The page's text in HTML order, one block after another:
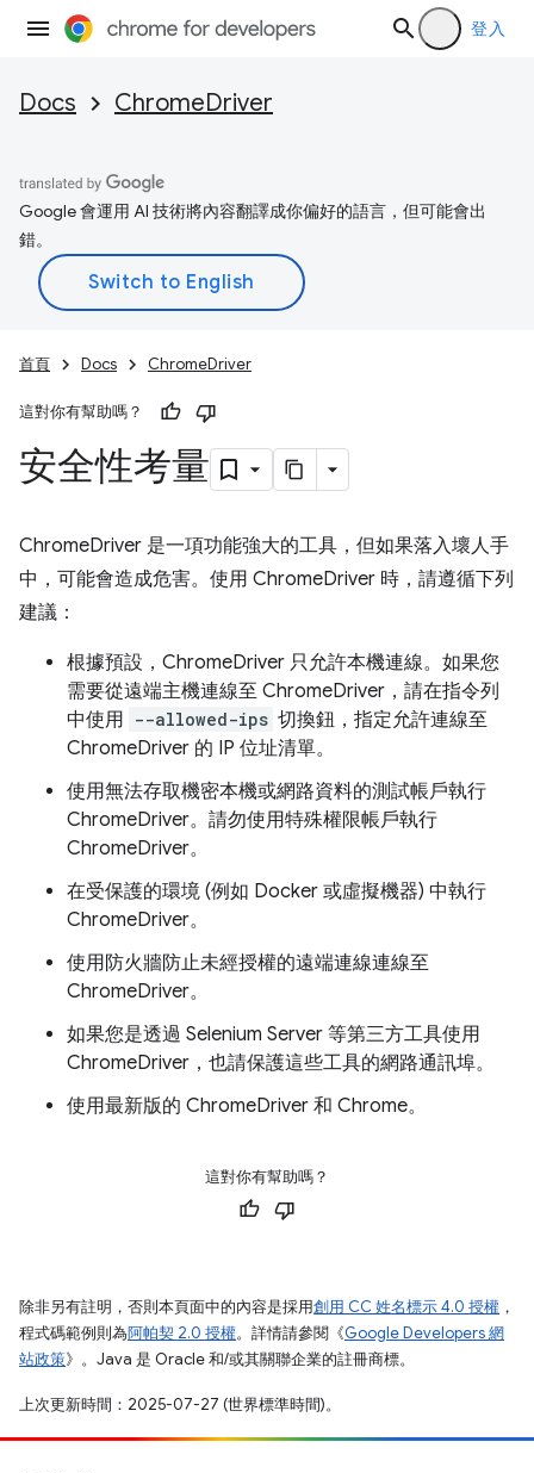
登入
Docs ChromeDriver
Google 會運用 AI 技術將內容翻譯成你偏好的語言，但可能會出
錯。
首頁 Docs ChromeDriver
這對你有幫助嗎？
安全性考量
ChromeDriver 是一項功能強大的工具，但如果落入壞人手
中，可能會造成危害。使用 ChromeDriver 時，請遵循下列
建議：
根據預設，ChromeDriver 只允許本機連線。如果您
需要從遠端主機連線至 ChromeDriver，請在指令列
中使用 --allowed-ips 切換鈕，指定允許連線至
ChromeDriver 的 IP 位址清單。
使用無法存取機密本機或網路資料的測試帳戶執行
ChromeDriver。請勿使用特殊權限帳戶執行
ChromeDriver。
在受保護的環境 (例如 Docker 或虛擬機器) 中執行
ChromeDriver。
使用防火牆防止未經授權的遠端連線連線至
ChromeDriver。
如果您是透過 Selenium Server 等第三方工具使用
ChromeDriver，也請保護這些工具的網路通訊埠。
使用最新版的 ChromeDriver 和 Chrome。
這對你有幫助嗎？
除非另有註明，否則本頁面中的內容是採用創用 CC 姓名標示 4.0 授權 ，
程式碼範例則為阿帕契 2.0 授權。詳情請參閱《Google Developers 網
站政策》。Java 是 Oracle 和/或其關聯企業的註冊商標。
上次更新時間：2025-07-27 (世界標準時間)。